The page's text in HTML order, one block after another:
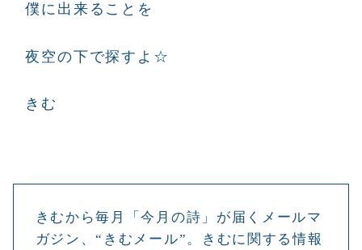
僕に出来ることを
夜空の下で探すよ☆
きむ
きむから毎月「今月の詩」が届くメールマ
ガジン、“きむメール”。きむに関する情報